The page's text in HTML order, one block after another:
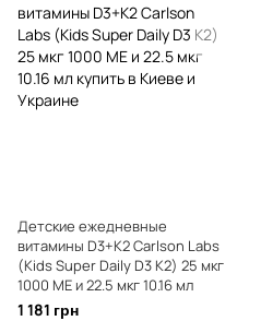
Детские ежедневные
витамины D3+K2 Carlson Labs
(Kids Super Daily D3 K2) 25 мкг
1000 МЕ и 22.5 мкг 10.16 мл
1 181 грн